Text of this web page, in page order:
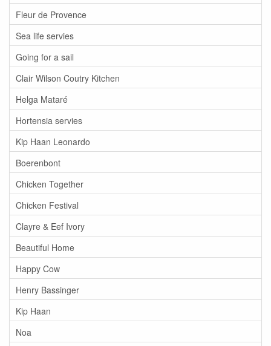
Fleur de Provence
Sea life servies
Going for a sail
Clair Wilson Coutry Kitchen
Helga Mataré
Hortensia servies
Kip Haan Leonardo
Boerenbont
Chicken Together
Chicken Festival
Clayre & Eef Ivory
Beautiful Home
Happy Cow
Henry Bassinger
Kip Haan
Noa